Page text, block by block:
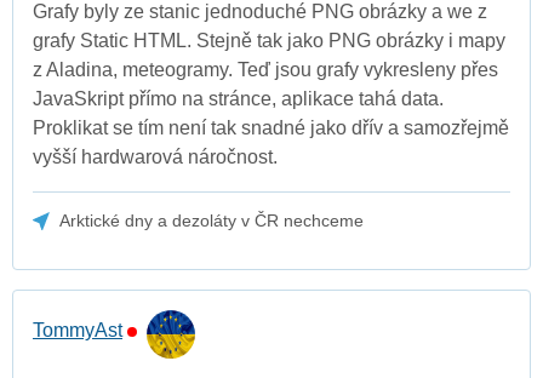
Grafy byly ze stanic jednoduché PNG obrázky a we z
grafy Static HTML. Stejně tak jako PNG obrázky i mapy
z Aladina, meteogramy. Teď jsou grafy vykresleny přes
JavaSkript přímo na stránce, aplikace tahá data.
Proklikat se tím není tak snadné jako dřív a samozřejmě
vyšší hardwarová náročnost.
Arktické dny a dezoláty v ČR nechceme
TommyAst